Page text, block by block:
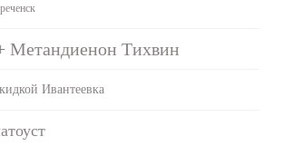
Метандиенон Тихвин
Ивантеевка